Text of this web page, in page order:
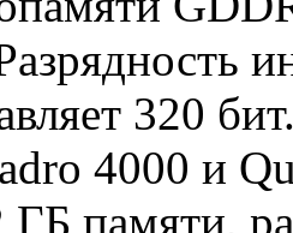
320
4000 и
памяти,